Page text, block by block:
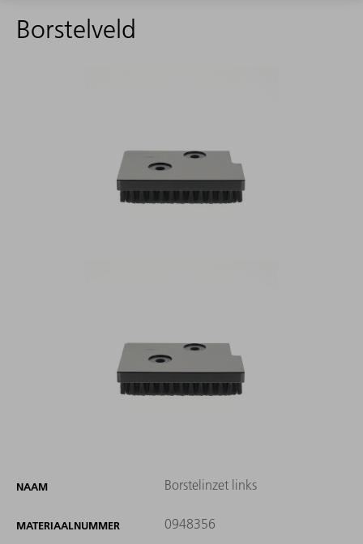
Borstelveld
NAAM Borstelinzet links
MATERIAALNUMMER 0948356